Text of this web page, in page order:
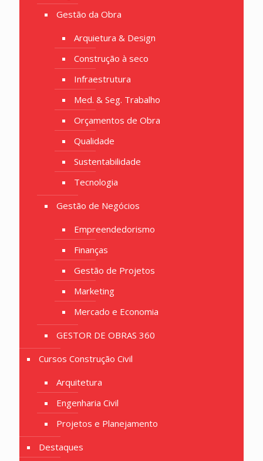
Gestão da Obra
Arquietura & Design
Construção à seco
Infraestrutura
Med. & Seg. Trabalho
Orçamentos de Obra
Qualidade
Sustentabilidade
Tecnologia
Gestão de Negócios
Empreendedorismo
Finanças
Gestão de Projetos
Marketing
Mercado e Economia
GESTOR DE OBRAS 360
Cursos Construção Civil
Arquitetura
Engenharia Civil
Projetos e Planejamento
Destaques